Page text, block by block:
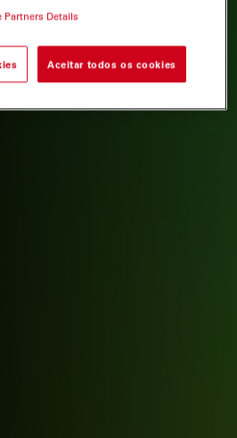
Partners Details
Aceitar todos os cookies